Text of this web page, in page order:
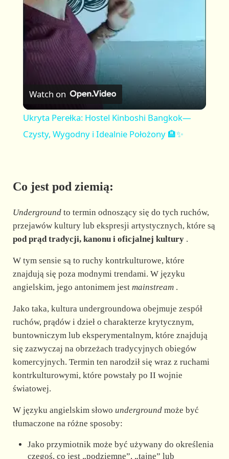
a
V
i
o
Watch on
Ukryta Perełka: Hostel Kinboshi Bangkok—
Czysty, Wygodny i Idealnie Położony 🏨✨
Co jest pod ziemią:
Undergroundto termin odnoszący się do tych ruchów,
przejawów kultury lub ekspresji artystycznych, które są
pod prąd tradycji, kanonu i oficjalnej kultury.
W tym sensie są to ruchy kontrkulturowe, które
znajdują się poza modnymi trendami. W języku
angielskim, jego antonimem jest mainstream.
Jako taka, kultura undergroundowa obejmuje zespół
ruchów, prądów i dzieł o charakterze krytycznym,
buntowniczym lub eksperymentalnym, które znajdują
się zazwyczaj na obrzeżach tradycyjnych obiegów
komercyjnych. Termin ten narodził się wraz z ruchami
kontrkulturowymi, które powstały po II wojnie
światowej.
W języku angielskim słowo undergroundmoże być
tłumaczone na różne sposoby:
Jako przymiotnik może być używany do określenia
czegoś, co jest „podziemne”, „tajne” lub